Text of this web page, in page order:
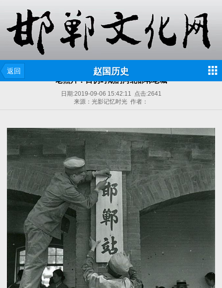
返回 赵国历史
老照片：日伪时期的河北邯郸老城
日期:2019-09-06 15:42:11 点击:2641
来源：光影记忆时光 作者：